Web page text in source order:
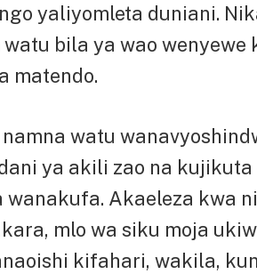
yaliyomleta duniani.
bila ya wao wenyewe
matendo.
watu
ya akili zao na
Akaeleza kwa
mlo wa siku moja
kifahari, wakila,